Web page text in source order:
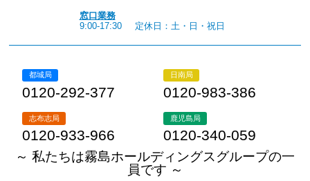
窓口業務
9:00-17:30
定休日：土・日・祝日
都城局
0120-292-377
日南局
0120-983-386
志布志局
0120-933-966
鹿児島局
0120-340-059
～ 私たちは霧島ホールディングスグループの一
員です ～